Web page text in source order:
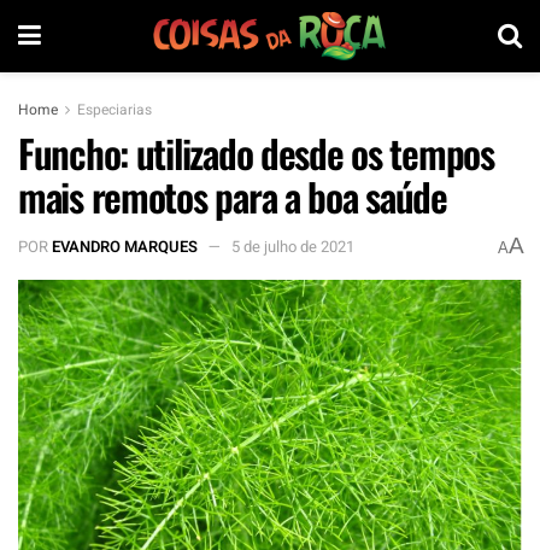
Home Especiarias
Funcho: utilizado desde os tempos
mais remotos para a boa saúde
POREVANDRO MARQUES 5 de julho de 2021 AA